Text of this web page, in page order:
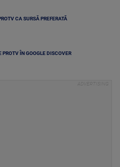
CA SURSĂ PREFERATĂ
PROTV ÎN GOOGLE DISCOVER